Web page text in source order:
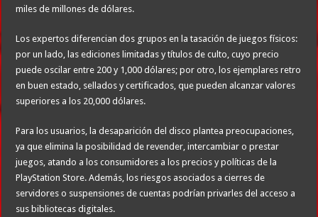
miles de millones de dólares.
Los expertos diferencian dos grupos en la tasación de juegos físicos:
por un lado, las ediciones limitadas y títulos de culto, cuyo precio
puede oscilar entre 200 y 1,000 dólares; por otro, los ejemplares retro
en buen estado, sellados y certificados, que pueden alcanzar valores
superiores a los 20,000 dólares.
Para los usuarios, la desaparición del disco plantea preocupaciones,
ya que elimina la posibilidad de revender, intercambiar o prestar
juegos, atando a los consumidores a los precios y políticas de la
PlayStation Store. Además, los riesgos asociados a cierres de
servidores o suspensiones de cuentas podrían privarles del acceso a
sus bibliotecas digitales.